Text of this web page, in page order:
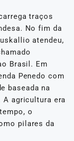
traços
No fim da
atendeu,
Brasil. Em
Penedo com
baseada na
agricultura era
o
pilares da